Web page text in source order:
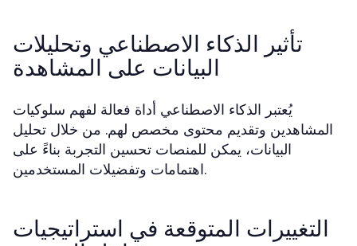
تأثير الذكاء الاصطناعي وتحليلات
البيانات على المشاهدة
يُعتبر الذكاء الاصطناعي أداة فعالة لفهم سلوكيات
المشاهدين وتقديم محتوى مخصص لهم. من خلال تحليل
البيانات، يمكن للمنصات تحسين التجربة بناءً على
اهتمامات وتفضيلات المستخدمين.
التغييرات المتوقعة في استراتيجيات